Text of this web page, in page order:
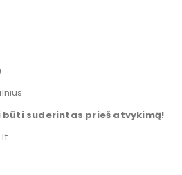
suderintas prieš atvykimą!